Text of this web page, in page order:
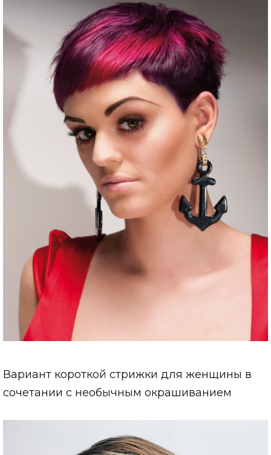
Вариант короткой стрижки для женщины в
сочетании с необычным окрашиванием